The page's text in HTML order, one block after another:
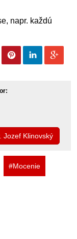
napr. každú
Jozef Klinovský
#Mocenie